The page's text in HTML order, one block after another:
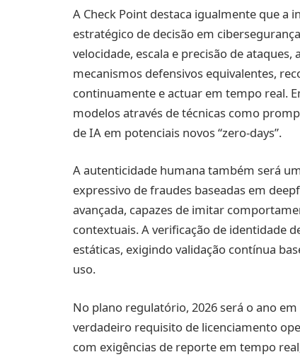
A Check Point destaca igualmente que
estratégico de decisão em
velocidade, escala e precisão de
mecanismos defensivos equivalentes,
continuamente e actuar em tempo real.
modelos através de técnicas como
de IA em potenciais novos “zero-days”.
A autenticidade humana também será
expressivo de fraudes baseadas em
avançada, capazes de imitar
contextuais. A verificação de identidade
estáticas, exigindo validação contínua
uso.
No plano regulatório, 2026 será o ano
verdadeiro requisito de licenciamento
com exigências de reporte em tempo